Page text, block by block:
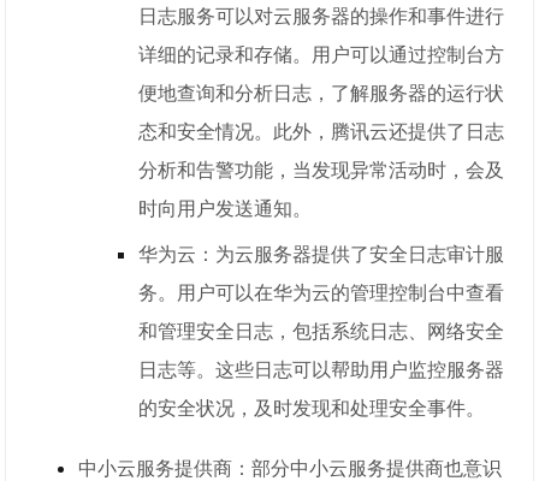
日志服务可以对云服务器的操作和事件进行
详细的记录和存储。用户可以通过控制台方
便地查询和分析日志，了解服务器的运行状
态和安全情况。此外，腾讯云还提供了日志
分析和告警功能，当发现异常活动时，会及
时向用户发送通知。
华为云：为云服务器提供了安全日志审计服
务。用户可以在华为云的管理控制台中查看
和管理安全日志，包括系统日志、网络安全
日志等。这些日志可以帮助用户监控服务器
的安全状况，及时发现和处理安全事件。
中小云服务提供商：部分中小云服务提供商也意识